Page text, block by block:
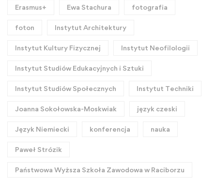
Erasmus+ Ewa Stachura fotografia
foton Instytut Architektury
Instytut Kultury Fizycznej Instytut Neofilologii
Instytut Studiów Edukacyjnych i Sztuki
Instytut Studiów Społecznych Instytut Techniki
Joanna Sokołowska-Moskwiak język czeski
Język Niemiecki konferencja nauka
Paweł Strózik
Państwowa Wyższa Szkoła Zawodowa w Raciborzu